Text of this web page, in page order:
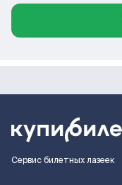
Сервис билетных лазеек